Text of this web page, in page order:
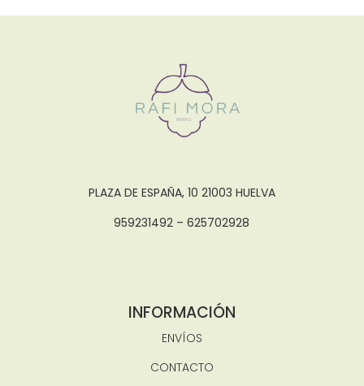
PLAZA DE ESPAÑA, 10 21003 HUELVA
959231492 – 625702928
INFORMACIÓN
ENVÍOS
CONTACTO